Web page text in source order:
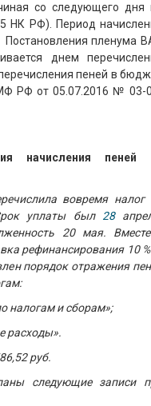
со следующего дня
НК РФ). Период
Постановления пленума
днем
пеней в
РФ от 05.07.2016 № 03-
начисления пеней
вовремя налог
уплаты был 28
20 мая.
рефинансирования 10
порядок отражения
налогам и сборам»;
расходы».
руб.
следующие записи